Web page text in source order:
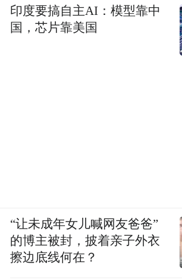
印度要搞自主AI：模型靠中
国，芯片靠美国
“让未成年女儿喊网友爸爸”
的博主被封，披着亲子外衣
擦边底线何在？